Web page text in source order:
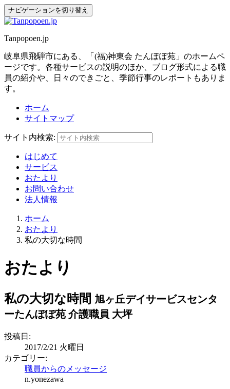
ナビゲーションを切り替え
Tanpopoen.jp
岐阜県飛騨市にある、「(福)神東会 たんぽぽ苑」のホームペ
ージです。各種サービスの説明のほか、ブログ形式による職
員の紹介や、日々のできごと、季節行事のレポートもありま
す。
ホーム
サイトマップ
サイト内検索:
はじめて
サービス
おたより
お問い合わせ
法人情報
ホーム
おたより
私の大切な時間
おたより
私の大切な時間 旭ヶ丘デイサービスセンタ
ーたんぽぽ苑 介護職員 大坪
投稿日:
2017/2/21 火曜日
カテゴリー:
職員からのメッセージ
n.yonezawa